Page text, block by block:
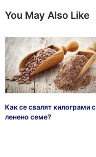
You May Also Like
Как се свалят килограми с
ленено семе?